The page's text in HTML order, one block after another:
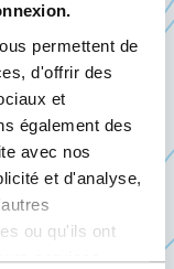
permettent de
d'offrir des
et
également des
avec nos
et d'analyse,
ou qu'ils ont
services.
vente de iA
meilleurs
mois.
offre une
vie et
CELI, etc.),